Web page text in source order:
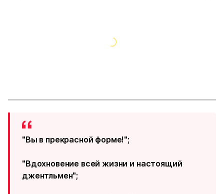
"Вы в прекрасной форме!";
"Вдохновение всей жизни и настоящий
джентльмен";